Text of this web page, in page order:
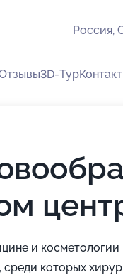
Россия,
3D-Тур
и
которых